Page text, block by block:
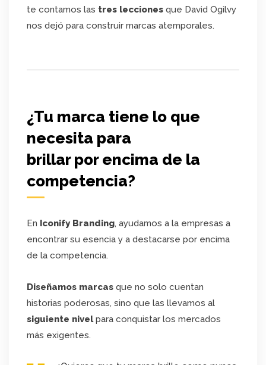
te contamos las tres lecciones que David Ogilvy
nos dejó para construir marcas atemporales.
¿Tu marca tiene lo que
necesita para
brillar por encima de la
competencia?
En Iconify Branding, ayudamos a la empresas a
encontrar su esencia y a destacarse por encima
de la competencia.
Diseñamos marcas que no solo cuentan
historias poderosas, sino que las llevamos al
siguiente nivelpara conquistar los mercados
más exigentes.